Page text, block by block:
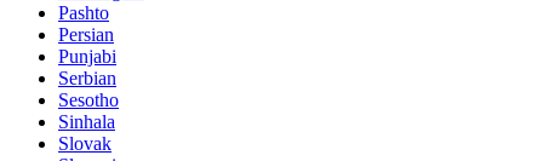
Pashto
Persian
Punjabi
Serbian
Sesotho
Sinhala
Slovak